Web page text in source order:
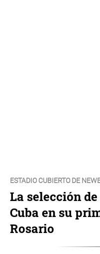
ESTADIO CUBIERTO DE
La selección
Cuba en su
Rosario